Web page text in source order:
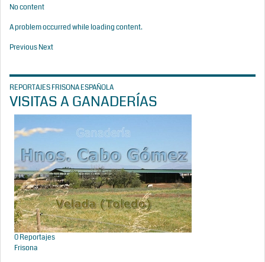
No content
A problem occurred while loading content.
PreviousNext
REPORTAJES FRISONA ESPAÑOLA
VISITAS A GANADERÍAS
0Reportajes
Frisona